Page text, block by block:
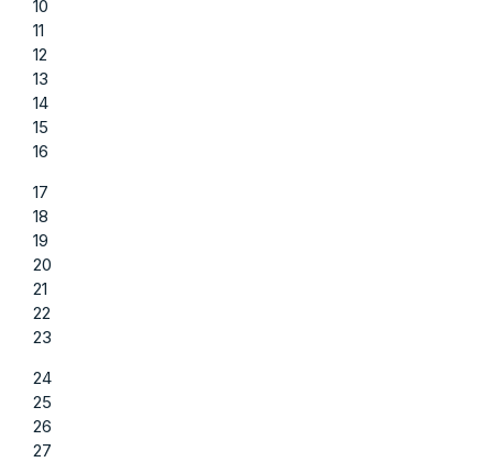
10
11
12
13
14
15
16
17
18
19
20
21
22
23
24
25
26
27